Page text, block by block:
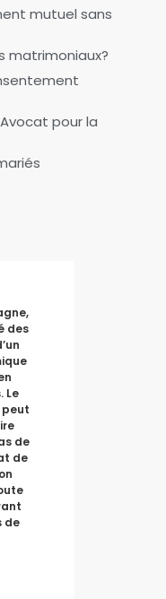
mutuel sans
matrimoniaux?
pour la
des
Le
de
de
de